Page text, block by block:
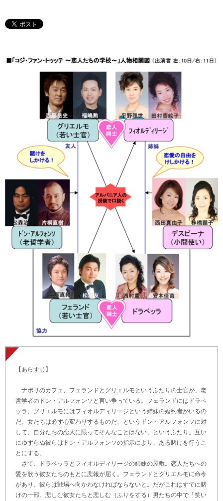
【あらすじ】
ナポリのカフェ、フェランドとグリエルモというふたりの士官が、老
哲学者のドン・アルフォンソと言い争っている。フェランドにはドラベ
ッラ、グリエルモにはフィオルディリージという姉妹の婚約者がいるの
だ。女たちは必ず心変わりするものだ、というドン・アルフォンソに対
して、自分たちの恋人に限ってそんなことはない、というふたり。互い
にゆずらぬ彼らはドン・アルフォンソの指示により、ある賭けを行うこ
とにする。
さて、ドラベッラとフィオルディリージの姉妹の屋敷。恋人たちへの
愛を歌う彼女たちのもとに悲報が届く。フェランドとグリエルモに命令
があり、彼らは戦場へ向かわなければならないと。だがこれはすでに賭
けの一部。悲しむ彼女たちと悲しむ（ふりをする）男たちの中で「笑い